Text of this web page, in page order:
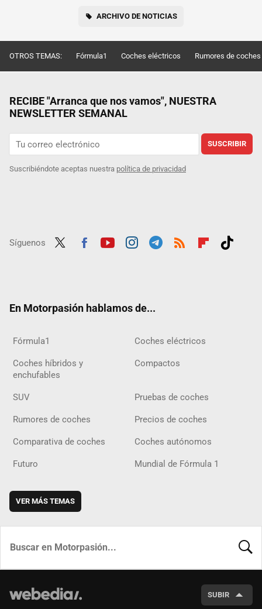
ARCHIVO DE NOTICIAS
OTROS TEMAS: Fórmula1 Coches eléctricos Rumores de coches
RECIBE "Arranca que nos vamos", NUESTRA
NEWSLETTER SEMANAL
SUSCRIBIR
Suscribiéndote aceptas nuestra política de privacidad
Síguenos
En Motorpasión hablamos de...
Fórmula1 Coches eléctricos
Coches híbridos y
enchufables
Compactos
SUV Pruebas de coches
Rumores de coches Precios de coches
Comparativa de coches Coches autónomos
Futuro Mundial de Fórmula 1
VER MÁS TEMAS
SUBIR